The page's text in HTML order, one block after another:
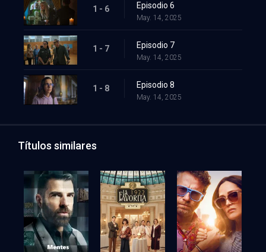
1 - 6 Episodio 6
May. 14, 2025
1 - 7 Episodio 7
May. 14, 2025
1 - 8 Episodio 8
May. 14, 2025
Títulos similares